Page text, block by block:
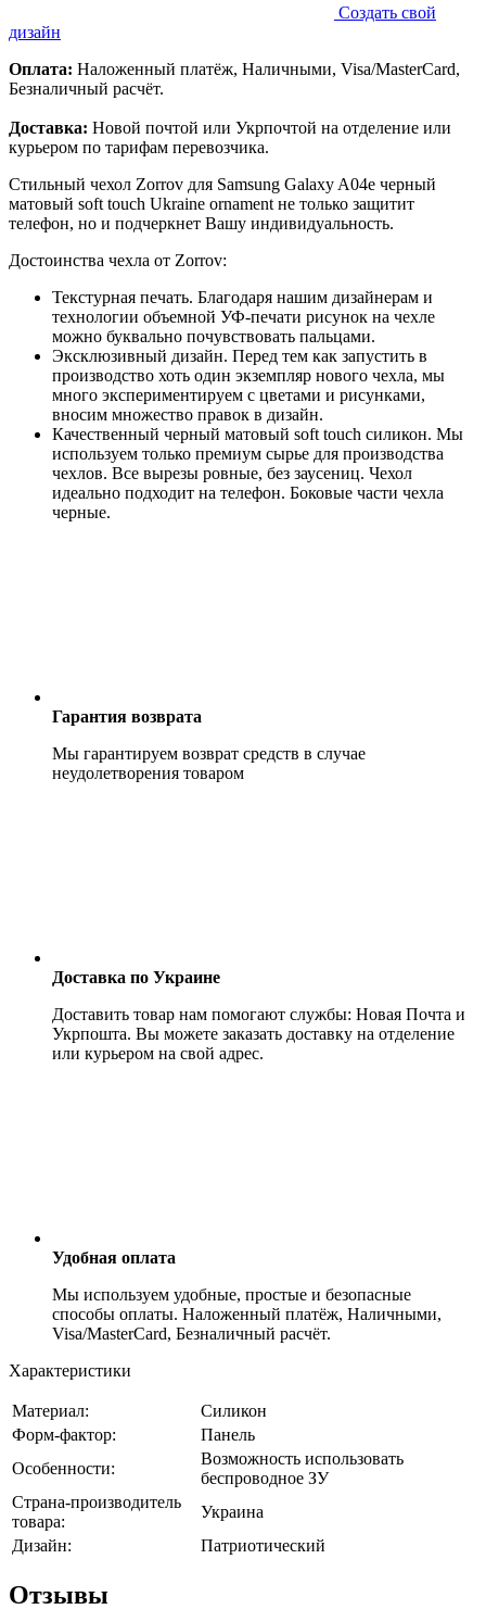
Создать свой
дизайн
Оплата: Наложенный платёж, Наличными, Visa/MasterCard,
Безналичный расчёт.
Доставка: Новой почтой или Укрпочтой на отделение или
курьером по тарифам перевозчика.
Стильный чехол Zorrov для Samsung Galaxy A04e черный
матовый soft touch Ukraine ornament не только защитит
телефон, но и подчеркнет Вашу индивидуальность.
Достоинства чехла от Zorrov:
Текстурная печать. Благодаря нашим дизайнерам и
технологии объемной УФ-печати рисунок на чехле
можно буквально почувствовать пальцами.
Эксклюзивный дизайн. Перед тем как запустить в
производство хоть один экземпляр нового чехла, мы
много экспериментируем с цветами и рисунками,
вносим множество правок в дизайн.
Качественный черный матовый soft touch силикон. Мы
используем только премиум сырье для производства
чехлов. Все вырезы ровные, без заусениц. Чехол
идеально подходит на телефон. Боковые части чехла
черные.
Гарантия возврата
Мы гарантируем возврат средств в случае
неудолетворения товаром
Доставка по Украине
Доставить товар нам помогают службы: Новая Почта и
Укрпошта. Вы можете заказать доставку на отделение
или курьером на свой адрес.
Удобная оплата
Мы используем удобные, простые и безопасные
способы оплаты. Наложенный платёж, Наличными,
Visa/MasterCard, Безналичный расчёт.
Характеристики
Материал:
Силикон
Форм-фактор:
Панель
Особенности:
Возможность использовать
беспроводное ЗУ
Страна-производитель
товара:
Украина
Дизайн:
Патриотический
Отзывы